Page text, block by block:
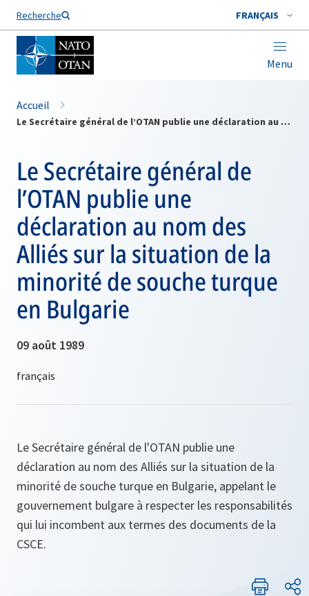
Recherche FRANÇAIS
Menu
Nom de famille*
Accueil
Le Secrétaire général de l’OTAN publie une déclaration au nom des Alliés sur la situation de la minorité de souche turque en Bulgarie
Le Secrétaire général de
l’OTAN publie une
déclaration au nom des
Alliés sur la situation de la
minorité de souche turque
en Bulgarie
09 août 1989
Le Secrétaire général de l'OTAN publie une
déclaration au nom des Alliés sur la situation de la
minorité de souche turque en Bulgarie, appelant le
gouvernement bulgare à respecter les responsabilités
qui lui incombent aux termes des documents de la
CSCE.